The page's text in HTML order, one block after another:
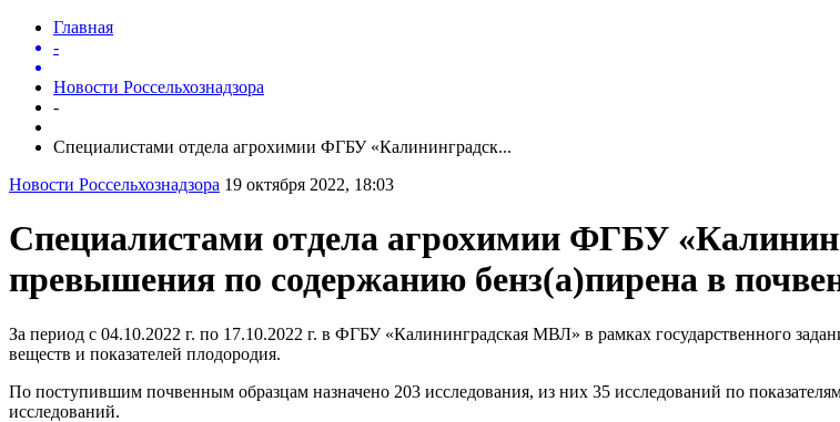
Главная
-
Новости Россельхознадзора
-
Специалистами отдела агрохимии ФГБУ «Калининградск...
Новости Россельхознадзора 19 октября 2022, 18:03
Специалистами отдела агрохимии ФГБУ
превышения по содержанию бенз(а)пирена в
За период с 04.10.2022 г. по 17.10.2022 г. в ФГБУ «Калининградская МВЛ» в рамках государственного
веществ и показателей плодородия.
По поступившим почвенным образцам назначено 203 исследования, из них 35 исследований по
исследований.